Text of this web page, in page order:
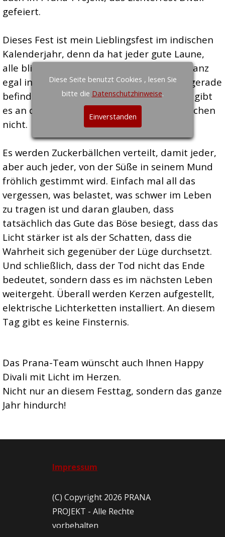
gefeiert.
Dieses Fest ist mein Lieblingsfest im indischen
Kalenderjahr, denn da hat jeder gute Laune,
alle blicken zuversichtlich in die Zukunft, ganz
egal in welcher Notlage sich der einzelne gerade
befindet. Das Elend und die Trostlosigkeit gibt
es an diesem Tag in den Köpfen der Menschen
nicht.
Es werden Zuckerbällchen verteilt, damit jeder,
aber auch jeder, von der Süße in seinem Mund
fröhlich gestimmt wird. Einfach mal all das
vergessen, was belastet, was schwer im Leben
zu tragen ist und daran glauben, dass
tatsächlich das Gute das Böse besiegt, dass das
Licht stärker ist als der Schatten, dass die
Wahrheit sich gegenüber der Lüge durchsetzt.
Und schließlich, dass der Tod nicht das Ende
bedeutet, sondern dass es im nächsten Leben
weitergeht. Überall werden Kerzen aufgestellt,
elektrische Lichterketten installiert. An diesem
Tag gibt es keine Finsternis.
Das Prana-Team wünscht auch Ihnen Happy
Divali mit Licht im Herzen.
Nicht nur an diesem Festtag, sondern das ganze
Jahr hindurch!
Impressum
(C) Copyright 2026 PRANA
PROJEKT - Alle Rechte
vorbehalten
Diese Seite benutzt Cookies , lesen Sie
bitte die Datenschutzhinweise.
Einverstanden